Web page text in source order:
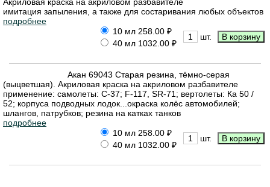
имитация запыления, а также для состаривания любых объектов
подробнее
10 мл 258.00 ₽
40 мл 1032.00 ₽
шт.
Акан 69043 Старая резина, тёмно-серая
(выцветшая). Акриловая краска на акриловом разбавителе
применение: самолеты: С-37; F-117, SR-71; вертолеты: Ка 50 /
52; корпуса подводных лодок...окраска колёс автомобилей;
шлангов, патрубков; резина на катках танков
подробнее
10 мл 258.00 ₽
40 мл 1032.00 ₽
шт.